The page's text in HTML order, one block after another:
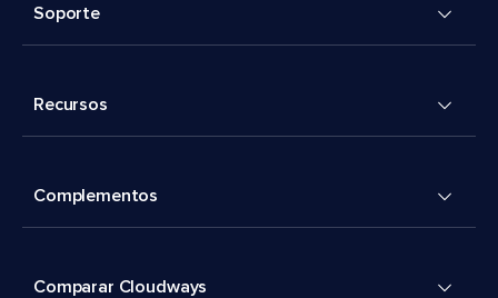
Soporte
Recursos
Complementos
Comparar Cloudways